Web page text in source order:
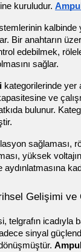
kuruludur.
kalbinde
Bir anahtarın
edebilmek,
sağlar.
kategorilerinde yer
ve
bulunur.
sağlaması,
yüksek
aydınlatmasına
Gelişimi ve
telgrafın
sinyal